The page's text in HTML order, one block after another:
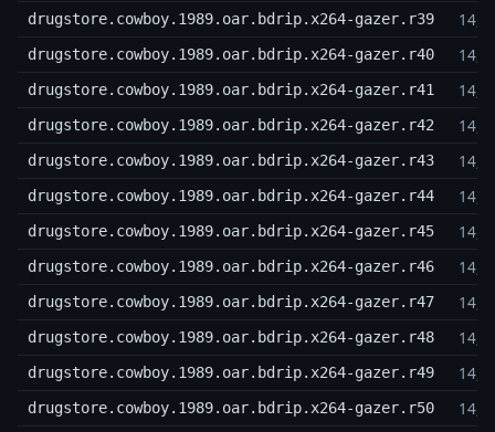
drugstore.cowboy.1989.oar.bdrip.x264-gazer.r39
drugstore.cowboy.1989.oar.bdrip.x264-gazer.r40
drugstore.cowboy.1989.oar.bdrip.x264-gazer.r41
drugstore.cowboy.1989.oar.bdrip.x264-gazer.r42
drugstore.cowboy.1989.oar.bdrip.x264-gazer.r43
drugstore.cowboy.1989.oar.bdrip.x264-gazer.r44
drugstore.cowboy.1989.oar.bdrip.x264-gazer.r45
drugstore.cowboy.1989.oar.bdrip.x264-gazer.r46
drugstore.cowboy.1989.oar.bdrip.x264-gazer.r47
drugstore.cowboy.1989.oar.bdrip.x264-gazer.r48
drugstore.cowboy.1989.oar.bdrip.x264-gazer.r49
drugstore.cowboy.1989.oar.bdrip.x264-gazer.r50